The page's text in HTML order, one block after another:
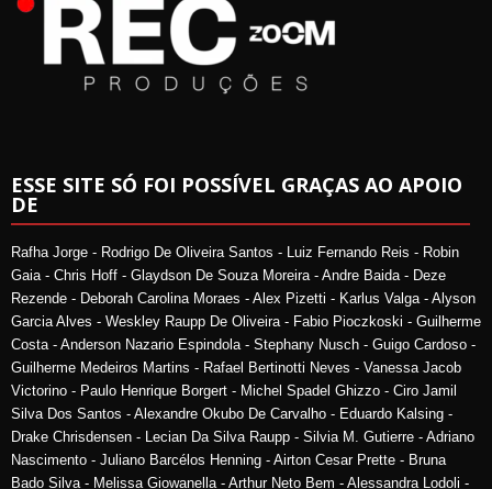
ESSE SITE SÓ FOI POSSÍVEL GRAÇAS AO APOIO
DE
Rafha Jorge - Rodrigo De Oliveira Santos - Luiz Fernando Reis - Robin
Gaia - Chris Hoff - Glaydson De Souza Moreira - Andre Baida - Deze
Rezende - Deborah Carolina Moraes - Alex Pizetti - Karlus Valga - Alyson
Garcia Alves - Weskley Raupp De Oliveira - Fabio Pioczkoski - Guilherme
Costa - Anderson Nazario Espindola - Stephany Nusch - Guigo Cardoso -
Guilherme Medeiros Martins - Rafael Bertinotti Neves - Vanessa Jacob
Victorino - Paulo Henrique Borgert - Michel Spadel Ghizzo - Ciro Jamil
Silva Dos Santos - Alexandre Okubo De Carvalho - Eduardo Kalsing -
Drake Chrisdensen - Lecian Da Silva Raupp - Silvia M. Gutierre - Adriano
Nascimento - Juliano Barcélos Henning - Airton Cesar Prette - Bruna
Bado Silva - Melissa Giowanella - Arthur Neto Bem - Alessandra Lodoli -